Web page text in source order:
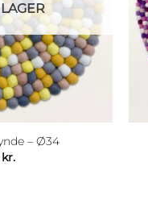
– Ø34
kr.